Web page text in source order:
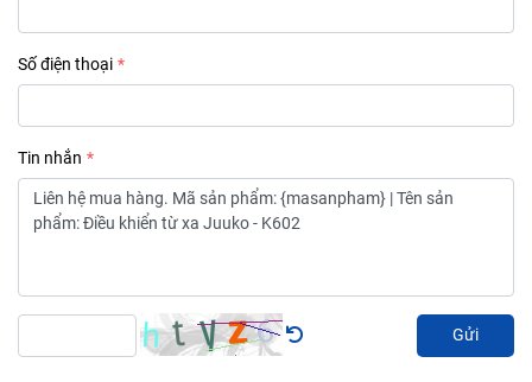
Số điện thoại
Tin nhắn
Gửi